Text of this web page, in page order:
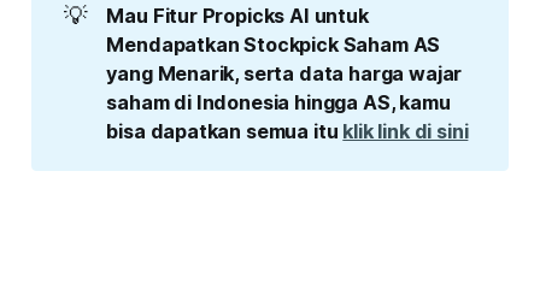
💡
Mau Fitur Propicks AI untuk
Mendapatkan Stockpick Saham AS
yang Menarik, serta data harga wajar
saham di Indonesia hingga AS, kamu
bisa dapatkan semua itu klik link di sini